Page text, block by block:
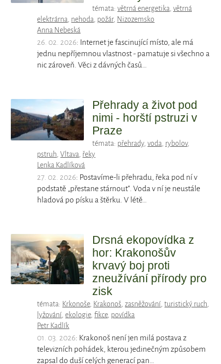
témata: větrná energetika, větrná
elektrárna, nehoda, požár, Nizozemsko
Anna Nebeská
26. 02. 2026: Internet je fascinující místo, ale má
jednu nepříjemnou vlastnost - pamatuje si všechno a
nic zároveň. Věci z dávných časů…
Přehrady a život pod
nimi - horští pstruzi v
Praze
témata: přehrady, voda, rybolov,
pstruh,Vltava, řeky
Lenka Kadlíková
27. 02. 2026: Postavíme-li přehradu, řeka pod ní v
podstatě „přestane stárnout“. Voda v ní je neustále
hladová po písku a štěrku. V létě…
Drsná ekopovídka z
hor: Krakonošův
krvavý boj proti
zneužívání přírody pro
zisk
témata: Krkonoše, Krakonoš,zasněžování,turistický ruch,
lyžování,ekologie,fikce, povídka
Petr Kadlík
01. 03. 2026: Krakonoš není jen milá postava z
televizních pohádek, kterou jedinečným způsobem
zapsal do duší celých generací pan…